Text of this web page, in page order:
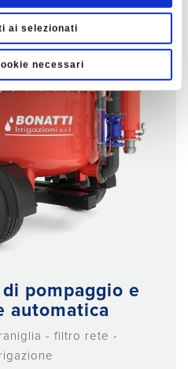
ai selezionati
necessari
pompaggio e
automatica
- filtro rete -